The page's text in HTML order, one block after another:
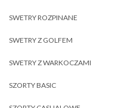
SWETRY ROZPINANE
SWETRY Z GOLFEM
SWETRY Z WARKOCZAMI
SZORTY BASIC